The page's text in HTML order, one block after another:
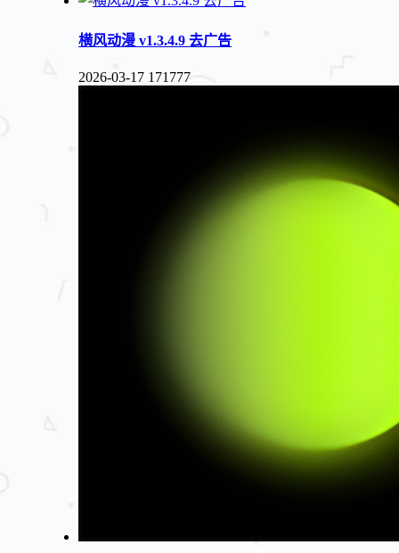
横风动漫 v1.3.4.9 去广告
2026-03-17 171777